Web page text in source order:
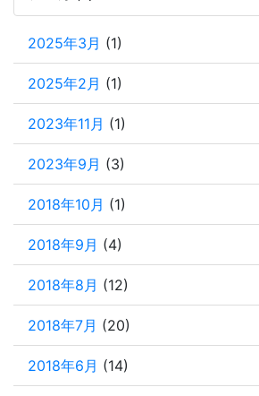
2025年3月 (1)
2025年2月 (1)
2023年11月 (1)
2023年9月 (3)
2018年10月 (1)
2018年9月 (4)
2018年8月 (12)
2018年7月 (20)
2018年6月 (14)